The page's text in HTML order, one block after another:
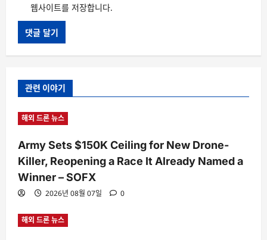
웹사이트를 저장합니다.
관련 이야기
해외 드론 뉴스
Army Sets $150K Ceiling for New Drone-
Killer, Reopening a Race It Already Named a
Winner – SOFX
2026년 08월 07일 0
해외 드론 뉴스